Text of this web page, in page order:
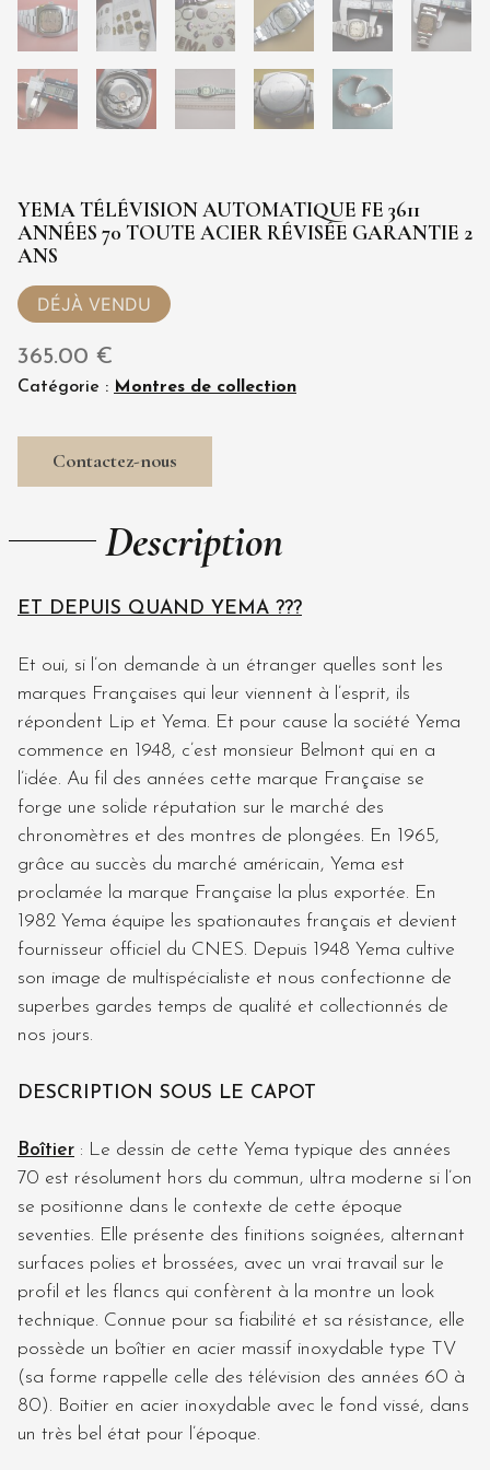
YEMA TÉLÉVISION AUTOMATIQUE FE 3611
ANNÉES 70 TOUTE ACIER RÉVISÉE GARANTIE 2
ANS
365.00 €
Catégorie : Montres de collection
Contactez-nous
Description
ET DEPUIS QUAND YEMA ???
Et oui, si l’on demande à un étranger quelles sont les
marques Françaises qui leur viennent à l’esprit, ils
répondent Lip et Yema. Et pour cause la société Yema
commence en 1948, c’est monsieur Belmont qui en a
l’idée. Au fil des années cette marque Française se
forge une solide réputation sur le marché des
chronomètres et des montres de plongées. En 1965,
grâce au succès du marché américain, Yema est
proclamée la marque Française la plus exportée. En
1982 Yema équipe les spationautes français et devient
fournisseur officiel du CNES. Depuis 1948 Yema cultive
son image de multispécialiste et nous confectionne de
superbes gardes temps de qualité et collectionnés de
nos jours.
DESCRIPTION SOUS LE CAPOT
Boîtier : Le dessin de cette Yema typique des années
70 est résolument hors du commun, ultra moderne si l’on
se positionne dans le contexte de cette époque
seventies. Elle présente des finitions soignées, alternant
surfaces polies et brossées, avec un vrai travail sur le
profil et les flancs qui confèrent à la montre un look
technique. Connue pour sa fiabilité et sa résistance, elle
possède un boîtier en acier massif inoxydable type TV
(sa forme rappelle celle des télévision des années 60 à
80). Boitier en acier inoxydable avec le fond vissé, dans
un très bel état pour l’époque.